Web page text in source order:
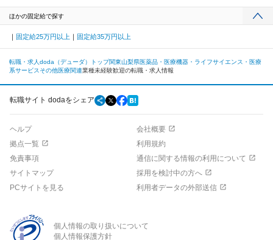
ほかの固定給で探す
固定給25万円以上 固定給35万円以上
転職・求人doda（デューダ）トップ関東山梨県医薬品・医療機器・ライフサイエンス・医療
系サービスその他医療関連業種未経験歓迎の転職・求人情報
転職サイト dodaをシェア
ヘルプ
会社概要
拠点一覧
利用規約
免責事項
通信に関する情報の利用について
サイトマップ
採用を検討中の方へ
PCサイトを見る
利用者データの外部送信
個人情報の取り扱いについて
個人情報保護方針